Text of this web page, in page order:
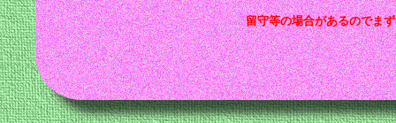
留守等の場合があるのでま